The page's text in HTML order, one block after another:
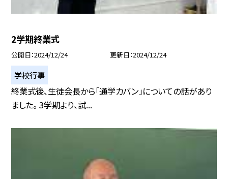
2学期終業式
公開日 2024/12/24 更新日 2024/12/24
学校行事
終業式後、生徒会長から「通学カバン」についての話があり
ました。 3学期より、試...